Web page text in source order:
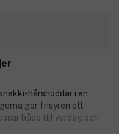
hårsnoddar i en
ger frisyren ett
både till vardag och